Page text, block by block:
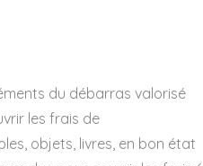
du débarras valorisé
les frais de
objets, livres, en bon état